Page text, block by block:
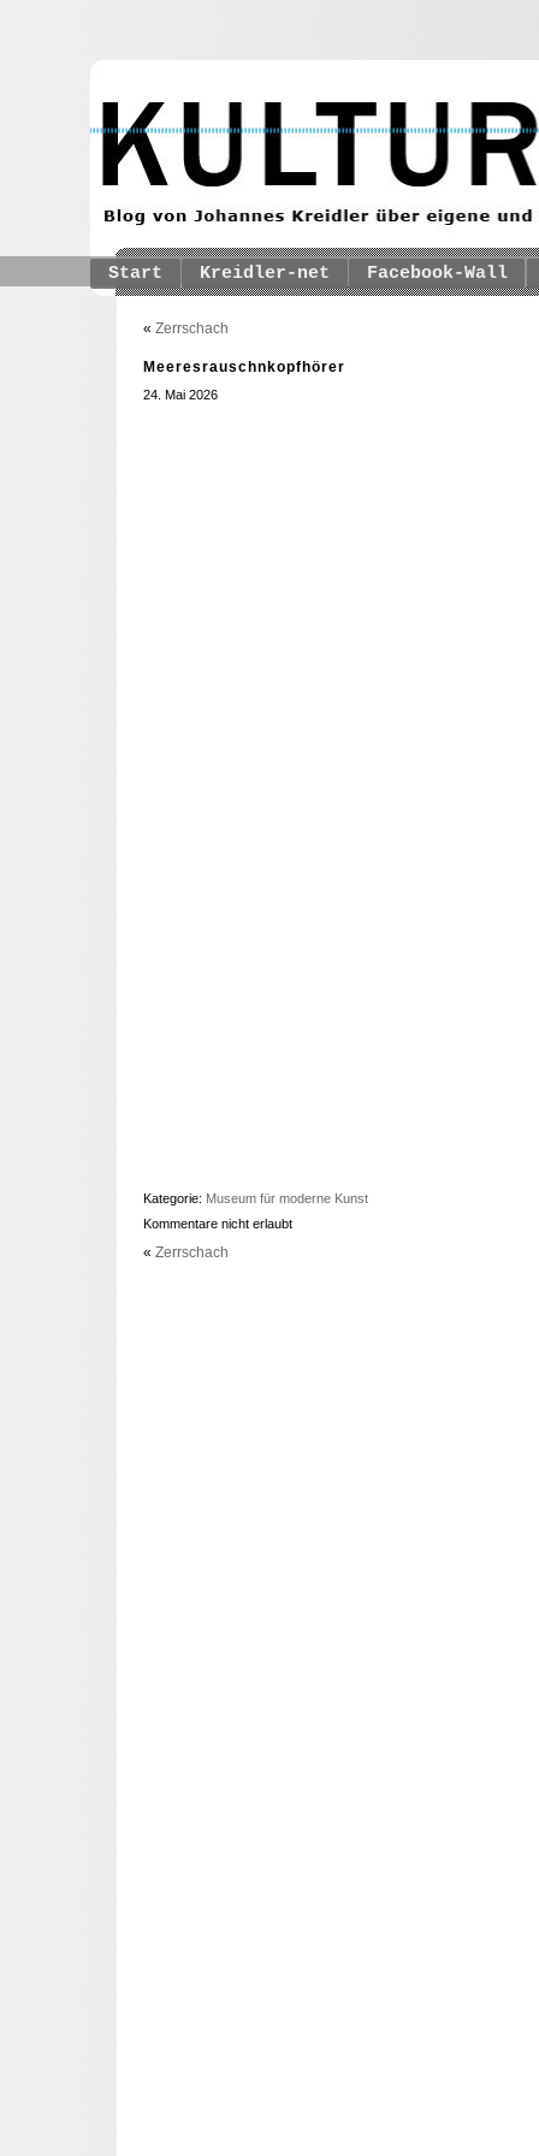
Start Kreidler-net Facebook-Wall
« Zerrschach
Meeresrauschnkopfhörer
24. Mai 2026
Kategorie: Museum für moderne Kunst
Kommentare nicht erlaubt
« Zerrschach